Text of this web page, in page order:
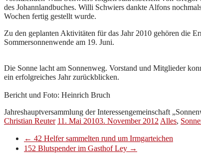
des Johannlandbuches. Willi Schwiers dankte Alfons
Wochen fertig gestellt wurde.
Zu den geplanten Aktivitäten für das Jahr 2010 gehören die
Sommersonnenwende am 19. Juni.
Die Sonne lacht am Sonnenweg. Vorstand und Mitglieder
ein erfolgreiches Jahr zurückblicken.
Bericht und Foto: Heinrich Bruch
Jahreshauptversammlung der Interessengemeinschaft
Christian Reuter 11. Mai 20103. November 2012 Alles,
← 42 Helfer sammelten rund um Irmgarteichen
152 Blutspender im Gasthof Ley →